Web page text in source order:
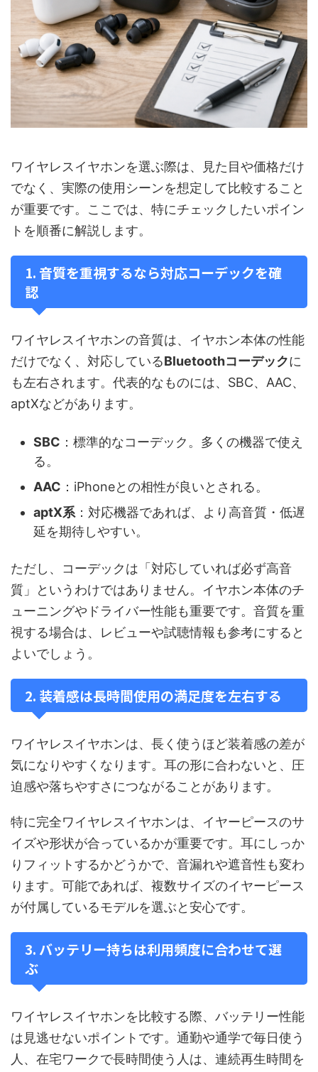
ワイヤレスイヤホンを選ぶ際は、見た目や価格だけ
でなく、実際の使用シーンを想定して比較すること
が重要です。ここでは、特にチェックしたいポイン
トを順番に解説します。
1. 音質を重視するなら対応コーデックを確
認
ワイヤレスイヤホンの音質は、イヤホン本体の性能
だけでなく、対応しているBluetoothコーデックに
も左右されます。代表的なものには、SBC、AAC、
aptXなどがあります。
SBC ：標準的なコーデック。多くの機器で使え
る。
AAC ：iPhoneとの相性が良いとされる。
aptX系 ：対応機器であれば、より高音質・低遅
延を期待しやすい。
ただし、コーデックは「対応していれば必ず高音
質」というわけではありません。イヤホン本体のチ
ューニングやドライバー性能も重要です。音質を重
視する場合は、レビューや試聴情報も参考にすると
よいでしょう。
2. 装着感は長時間使用の満足度を左右する
ワイヤレスイヤホンは、長く使うほど装着感の差が
気になりやすくなります。耳の形に合わないと、圧
迫感や落ちやすさにつながることがあります。
特に完全ワイヤレスイヤホンは、イヤーピースのサ
イズや形状が合っているかが重要です。耳にしっか
りフィットするかどうかで、音漏れや遮音性も変わ
ります。可能であれば、複数サイズのイヤーピース
が付属しているモデルを選ぶと安心です。
3. バッテリー持ちは利用頻度に合わせて選
ぶ
ワイヤレスイヤホンを比較する際、バッテリー性能
は見逃せないポイントです。通勤や通学で毎日使う
人、在宅ワークで長時間使う人は、連続再生時間を